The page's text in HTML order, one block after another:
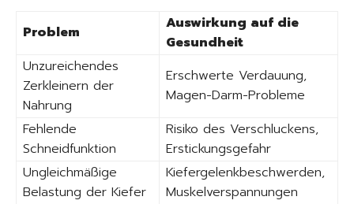
Problem
Auswirkung auf die
Gesundheit
Unzureichendes
Zerkleinern der
Nahrung
Erschwerte Verdauung,
Magen-Darm-Probleme
Fehlende
Schneidfunktion
Risiko des Verschluckens,
Erstickungsgefahr
Ungleichmäßige
Belastung der Kiefer
Kiefergelenkbeschwerden,
Muskelverspannungen